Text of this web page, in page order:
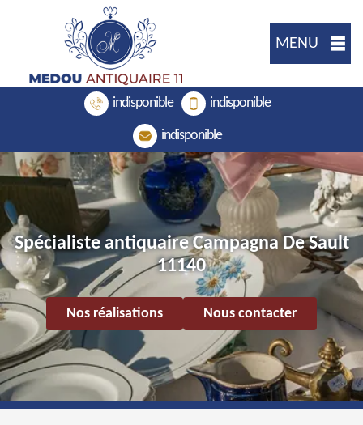
MENU
indisponible indisponible
indisponible
Spécialiste antiquaire Campagna De Sault
11140
Nos réalisations Nous contacter